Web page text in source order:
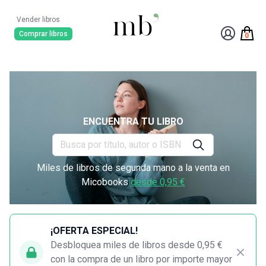
Vender libros
Comprar libros
0
ENCUENTRA TU LIBRO
Miles de libros de segunda mano a la venta en
Micobooksdesde 0,95 €
¡OFERTA ESPECIAL!
Desbloquea miles de libros desde 0,95 €
con la compra de un libro por importe mayor